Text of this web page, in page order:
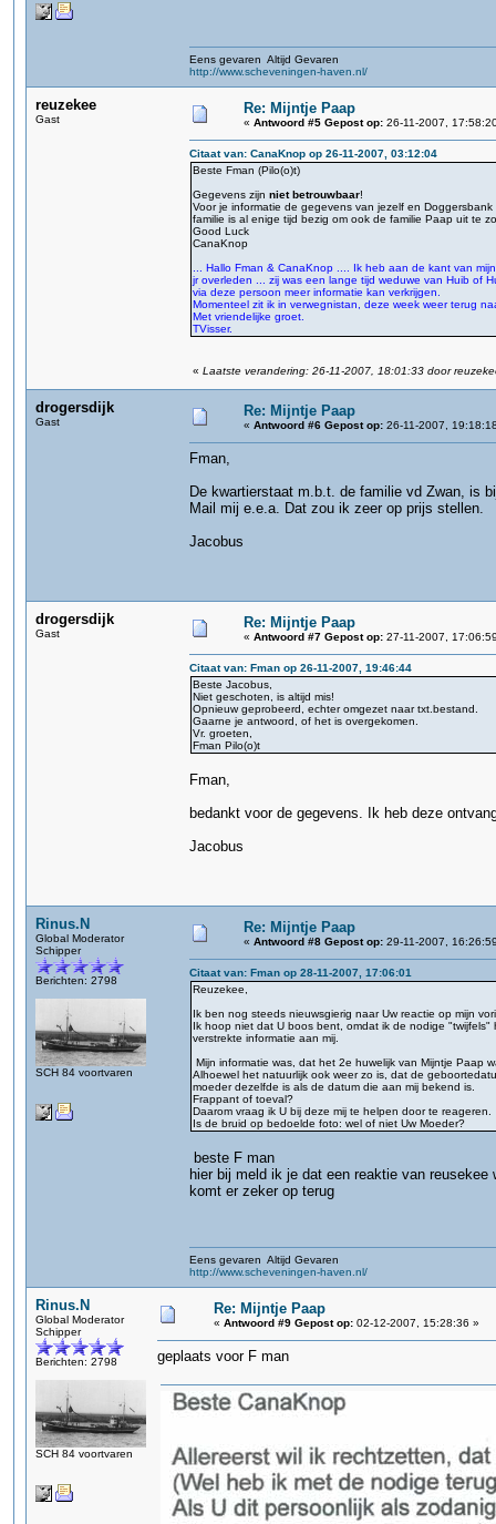
Eens gevaren Altijd Gevaren
http://www.scheveningen-haven.nl/
reuzekee
Gast
Re: Mijntje Paap
« Antwoord #5 Gepost op: 26-11-2007,
Citaat van: CanaKnop op 26-11-2007, 03:12:04
Beste Fman (Pilo(o)t)
Gegevens zijn niet betrouwbaar!
Voor je informatie de gegevens van jezelf en
familie is al enige tijd bezig om ook de familie Paap uit te
Good Luck
CanaKnop
... Hallo Fman & CanaKnop .... Ik heb aan de kant van
jr overleden ... zij was een lange tijd weduwe van Huib of
via deze persoon meer informatie kan verkrijgen.
Momenteel zit ik in verwegnistan, deze week weer terug
Met vriendelijke groet.
TVisser.
« Laatste verandering: 26-11-2007, 18:01:33 door
drogersdijk
Gast
Re: Mijntje Paap
« Antwoord #6 Gepost op: 26-11-2007,
Fman,
De kwartierstaat m.b.t. de familie vd Zwan, is
Mail mij e.e.a. Dat zou ik zeer op prijs stellen.
Jacobus
drogersdijk
Gast
Re: Mijntje Paap
« Antwoord #7 Gepost op: 27-11-2007,
Citaat van: Fman op 26-11-2007, 19:46:44
Beste Jacobus,
Niet geschoten, is altijd mis!
Opnieuw geprobeerd, echter omgezet naar txt.bestand.
Gaarne je antwoord, of het is overgekomen.
Vr. groeten,
Fman Pilo(o)t
Fman,
bedankt voor de gegevens. Ik heb deze
Jacobus
Rinus.N
Global Moderator
Schipper
Berichten: 2798
SCH 84 voortvaren
Re: Mijntje Paap
« Antwoord #8 Gepost op: 29-11-2007,
Citaat van: Fman op 28-11-2007, 17:06:01
Reuzekee,
Ik ben nog steeds nieuwsgierig naar Uw reactie op mijn
Ik hoop niet dat U boos bent, omdat ik de nodige "twijfels"
verstrekte informatie aan mij.
Mijn informatie was, dat het 2e huwelijk van Mijntje Paap
Alhoewel het natuurlijk ook weer zo is, dat de
moeder dezelfde is als de datum die aan mij bekend is.
Frappant of toeval?
Daarom vraag ik U bij deze mij te helpen door te reageren.
Is de bruid op bedoelde foto: wel of niet Uw Moeder?
beste F man
hier bij meld ik je dat een reaktie van
komt er zeker op terug
Eens gevaren Altijd Gevaren
http://www.scheveningen-haven.nl/
Rinus.N
Global Moderator
Schipper
Berichten: 2798
SCH 84 voortvaren
Re: Mijntje Paap
« Antwoord #9 Gepost op: 02-12-2007, 15:28:36 »
geplaats voor F man